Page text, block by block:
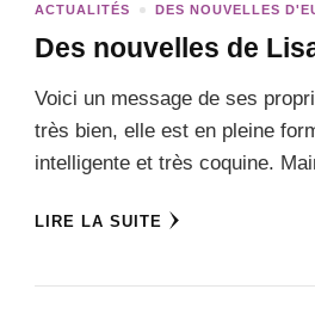
ACTUALITÉS DES NOUVELLES
Des nouvelles de
Voici un message de ses
très bien, elle est en pleine
intelligente et très coquine.
LIRE LA SUITE